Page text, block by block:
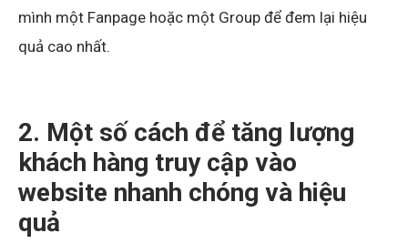
mình một Fanpage hoặc một Group để đem lại hiệu
quả cao nhất.
2. Một số cách để tăng lượng
khách hàng truy cập vào
website nhanh chóng và hiệu
quả